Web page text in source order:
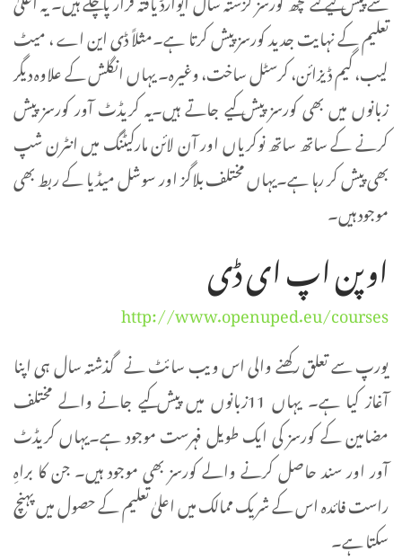
تعلیم کے نہایت جدید کورسز پیش کرتا ہے۔مثلاً ڈی این اے ، میٹ
لیب، گیم ڈیزائن، کرسٹل ساخت، وغیرہ۔ یہاں انگلش کے علاوہ دیگر
زبانوں میں بھی کورسز پیش کیے جاتے ہیں۔یہ کریڈٹ آور کورسز پیش
کرنے کے ساتھ ساتھ نوکریاں اور آن لائن مارکیٹنگ میں انٹرن شپ
بھی پیش کر رہا ہے۔یہاں مختلف بلاگز اور سوشل میڈیا کے ربط بھی
موجود ہیں۔
اوپن اپ ای ڈی
http://www.openuped.eu/courses
یورپ سے تعلق رکھنے والی اس ویب سائٹ نے گذشتہ سال ہی اپنا
آغاز کیا ہے۔ یہاں 11زبانوں میں پیش کیے جانے والے مختلف
مضامین کے کورسز کی ایک طویل فہرست موجود ہے۔یہاں کریڈٹ
آور اور سند حاصل کرنے والے کورسز بھی موجود ہیں۔ جن کا براہِ
راست فائدہ اس کے شریک ممالک میں اعلیٰ تعلیم کے حصول میں پہنچ
سکتا ہے۔